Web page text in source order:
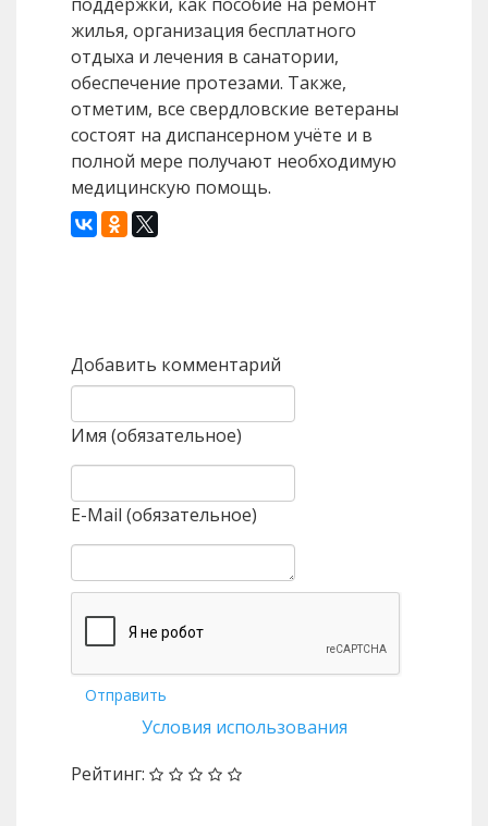
жилья, организация бесплатного
отдыха и лечения в санатории,
обеспечение протезами. Также,
отметим, все свердловские ветераны
состоят на диспансерном учёте и в
полной мере получают необходимую
медицинскую помощь.
Добавить комментарий
Имя (обязательное)
E-Mail (обязательное)
Отправить
Условия использования
Рейтинг: